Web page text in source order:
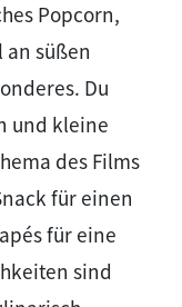
Popcorn,
an süßen
Du
und kleine
des Films
für einen
für eine
sind